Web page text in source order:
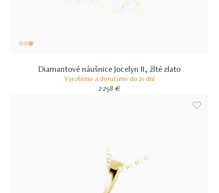
Diamantové náušnice Jocelyn II., žlté zlato
Vyrobíme a doručíme do 21 dní
2 258 €